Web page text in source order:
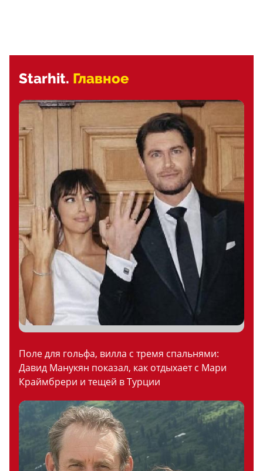
Starhit. Главное
Поле для гольфа, вилла с тремя спальнями:
Давид Манукян показал, как отдыхает с Мари
Краймбрери и тещей в Турции